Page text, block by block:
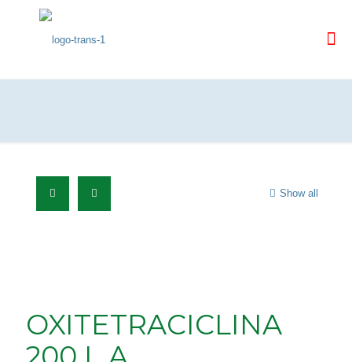
Show all
OXITETRACICLINA